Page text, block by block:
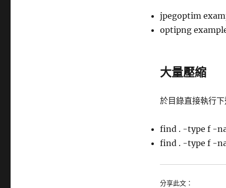
jpegoptim
optipng
大量壓縮
於目錄直接執行
find . -type f -
find . -type f -
分享此文：